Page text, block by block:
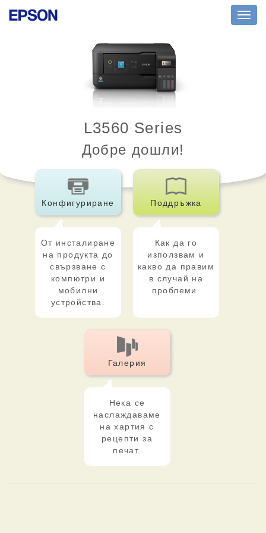
L3560 Series
Добре дошли!
Конфигуриране
От инсталиране
на продукта до
свързване с
компютри и
мобилни
устройства.
Поддръжка
Как да го
използвам и
какво да правим
в случай на
проблеми.
Галерия
Нека се
наслаждаваме
на хартия с
рецепти за
печат.